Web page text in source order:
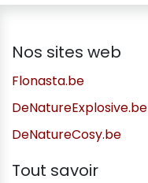
Nos sites web
Flonasta.be
DeNatureExplosive.be
DeNatureCosy.be
Tout savoir